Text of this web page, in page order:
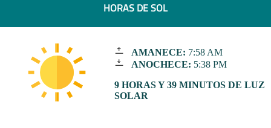
HORAS DE SOL
AMANECE: 7:58 AM
ANOCHECE: 5:38 PM
9 HORAS Y 39 MINUTOS DE LUZ
SOLAR